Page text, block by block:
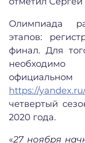
Олимпиада
этапов:
финал. Для
необходимо
https://
четвертый
2020 года.
«27 ноября